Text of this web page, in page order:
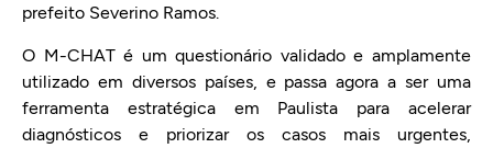
prefeito Severino Ramos.
O M-CHAT é um questionário validado e amplamente
utilizado em diversos países, e passa agora a ser uma
ferramenta estratégica em Paulista para acelerar
diagnósticos e priorizar os casos mais urgentes,